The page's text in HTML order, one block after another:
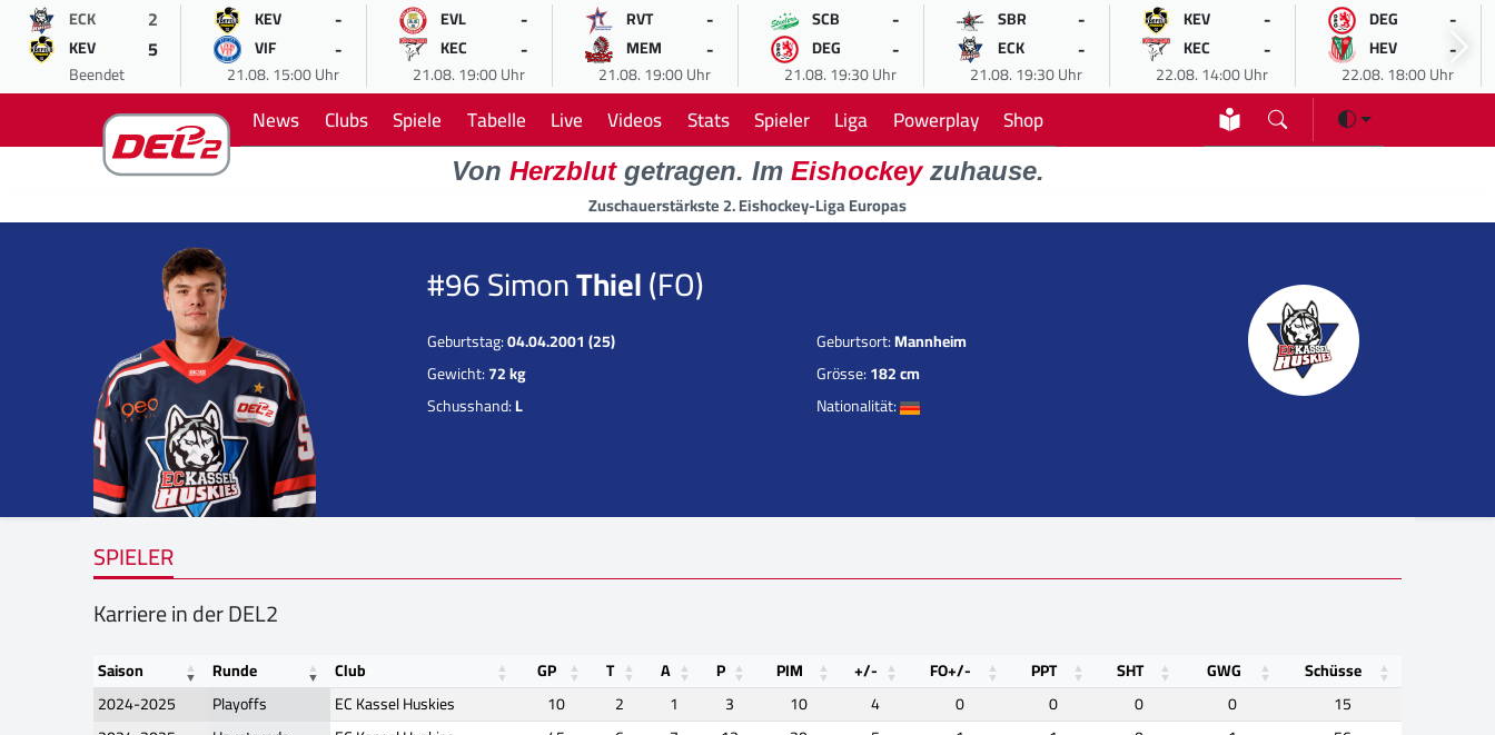
ECK 2
KEV 5
Beendet
KEV -
VIF -
21.08. 15:00 Uhr
EVL -
KEC -
21.08. 19:00 Uhr
RVT -
MEM -
21.08. 19:00 Uhr
SCB -
DEG -
21.08. 19:30 Uhr
SBR -
ECK -
21.08. 19:30 Uhr
KEV -
KEC -
22.08. 14:00 Uhr
DEG -
HEV -
22.08. 18:00 Uhr
News Clubs Spiele Tabelle Live Videos Stats Spieler Liga Powerplay Shop
Von Herzblutgetragen. Im Eishockeyzuhause.
Zuschauerstärkste 2. Eishockey-Liga Europas
#96 SimonThiel(FO)
Geburtstag:04.04.2001 (25) Geburtsort:Mannheim
Gewicht:72 kg Grösse:182 cm
Schusshand:L Nationalität:
SPIELER
Karriere in der DEL2
Saison Runde Club GP T A P PIM +/- FO+/- PPT SHT GWG
Schüsse
2024-2025
Playoffs EC Kassel Huskies 10 2 1 3 10 4 0 0 0 0
15